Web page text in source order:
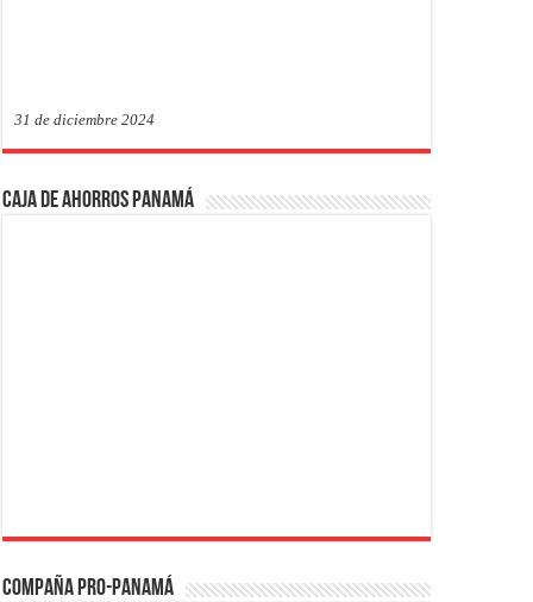
31 de diciembre 2024
Caja de Ahorros Panamá
Compaña PRO-Panamá